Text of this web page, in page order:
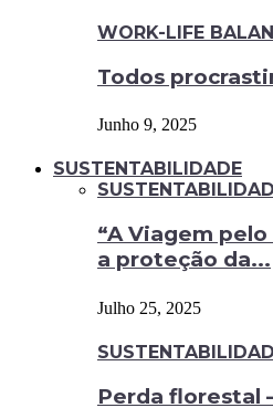
WORK-LIFE
Todos
Junho 9, 2025
SUSTENTABILIDADE
“A Viagem pelo
a proteção da...
Julho 25, 2025
Perda florestal